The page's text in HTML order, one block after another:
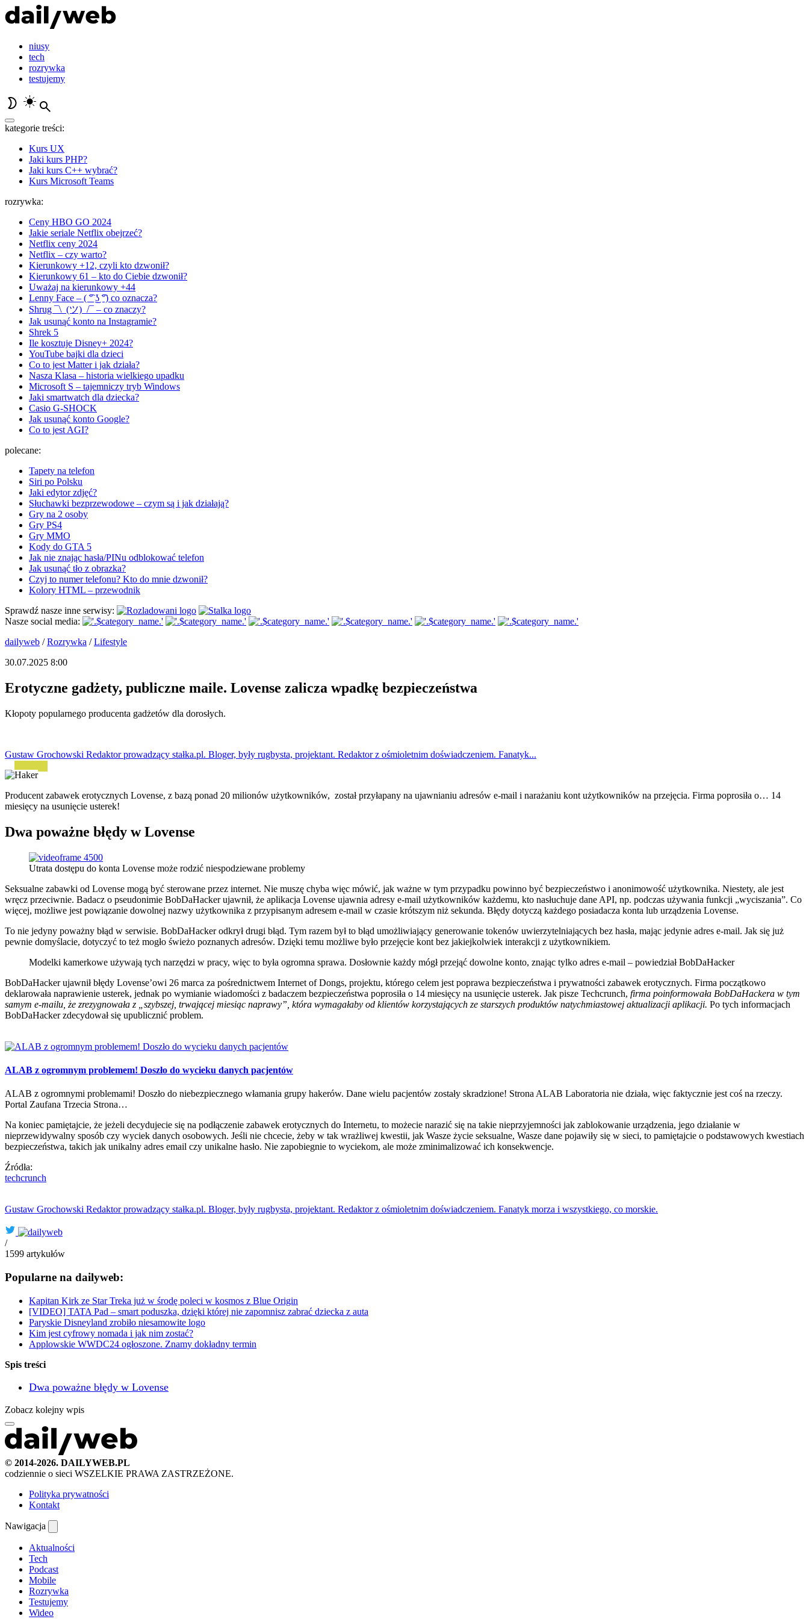
niusy
tech
rozrywka
testujemy
kategorie treści:
Kurs UX
Jaki kurs PHP?
Jaki kurs C++ wybrać?
Kurs Microsoft Teams
rozrywka:
Ceny HBO GO 2024
Jakie seriale Netflix obejrzeć?
Netflix ceny 2024
Netflix – czy warto?
Kierunkowy +12, czyli kto dzwonił?
Kierunkowy 61 – kto do Ciebie dzwonił?
Uważaj na kierunkowy +44
Lenny Face – ( ͡° ͜ʖ ͡°) co oznacza?
Shrug ¯\_(ツ)_/¯ – co znaczy?
Jak usunąć konto na Instagramie?
Shrek 5
Ile kosztuje Disney+ 2024?
YouTube bajki dla dzieci
Co to jest Matter i jak działa?
Nasza Klasa – historia wielkiego upadku
Microsoft S – tajemniczy tryb Windows
Jaki smartwatch dla dziecka?
Casio G-SHOCK
Jak usunąć konto Google?
Co to jest AGI?
polecane:
Tapety na telefon
Siri po Polsku
Jaki edytor zdjęć?
Słuchawki bezprzewodowe – czym są i jak działają?
Gry na 2 osoby
Gry PS4
Gry MMO
Kody do GTA 5
Jak nie znając hasła/PINu odblokować telefon
Jak usunąć tło z obrazka?
Czyj to numer telefonu? Kto do mnie dzwonił?
Kolory HTML – przewodnik
Sprawdź nasze inne serwisy:
Nasze social media:
dailyweb /Rozrywka /Lifestyle
30.07.2025 8:00
Erotyczne gadżety, publiczne maile. Lovense zalicza wpadkę bezpieczeństwa
Kłopoty popularnego producenta gadżetów dla dorosłych.
Gustaw Grochowski Redaktor prowadzący stałka.pl. Bloger, były rugbysta, projektant. Redaktor z ośmioletnim doświadczeniem. Fanatyk...
Producent zabawek erotycznych Lovense, z bazą ponad 20 milionów użytkowników, został przyłapany na ujawnianiu adresów e-mail i narażaniu kont użytkowników na przejęcia. Firma poprosiła o… 14
miesięcy na usunięcie usterek!
Dwa poważne błędy w Lovense
Utrata dostępu do konta Lovense może rodzić niespodziewane problemy
Seksualne zabawki od Lovense mogą być sterowane przez internet. Nie muszę chyba więc mówić, jak ważne w tym przypadku powinno być bezpieczeństwo i anonimowość użytkownika. Niestety, ale jest
wręcz przeciwnie. Badacz o pseudonimie BobDaHacker ujawnił, że aplikacja Lovense ujawnia adresy e-mail użytkowników każdemu, kto nasłuchuje dane API, np. podczas używania funkcji „wyciszania”. Co
więcej, możliwe jest powiązanie dowolnej nazwy użytkownika z przypisanym adresem e-mail w czasie krótszym niż sekunda. Błędy dotyczą każdego posiadacza konta lub urządzenia Lovense.
To nie jedyny poważny błąd w serwisie. BobDaHacker odkrył drugi błąd. Tym razem był to błąd umożliwiający generowanie tokenów uwierzytelniających bez hasła, mając jedynie adres e-mail. Jak się już
pewnie domyślacie, dotyczyć to też mogło świeżo poznanych adresów. Dzięki temu możliwe było przejęcie kont bez jakiejkolwiek interakcji z użytkownikiem.
Modelki kamerkowe używają tych narzędzi w pracy, więc to była ogromna sprawa. Dosłownie każdy mógł przejąć dowolne konto, znając tylko adres e-mail – powiedział BobDaHacker
BobDaHacker ujawnił błędy Lovense’owi 26 marca za pośrednictwem Internet of Dongs, projektu, którego celem jest poprawa bezpieczeństwa i prywatności zabawek erotycznych. Firma początkowo
deklarowała naprawienie usterek, jednak po wymianie wiadomości z badaczem bezpieczeństwa poprosiła o 14 miesięcy na usunięcie usterek. Jak pisze Techcrunch, firma poinformowała BobDaHackera w tym
samym e-mailu, że zrezygnowała z „szybszej, trwającej miesiąc naprawy”, która wymagałaby od klientów korzystających ze starszych produktów natychmiastowej aktualizacji aplikacji. Po tych informacjach
BobDaHacker zdecydował się upublicznić problem.
ALAB z ogromnym problemem! Doszło do wycieku danych pacjentów
ALAB z ogromnymi problemami! Doszło do niebezpiecznego włamania grupy hakerów. Dane wielu pacjentów zostały skradzione! Strona ALAB Laboratoria nie działa, więc faktycznie jest coś na rzeczy.
Portal Zaufana Trzecia Strona…
Na koniec pamiętajcie, że jeżeli decydujecie się na podłączenie zabawek erotycznych do Internetu, to możecie narazić się na takie nieprzyjemności jak zablokowanie urządzenia, jego działanie w
nieprzewidywalny sposób czy wyciek danych osobowych. Jeśli nie chcecie, żeby w tak wrażliwej kwestii, jak Wasze życie seksualne, Wasze dane pojawiły się w sieci, to pamiętajcie o podstawowych kwestiach
bezpieczeństwa, takich jak unikalny adres email czy unikalne hasło. Nie zapobiegnie to wyciekom, ale może zminimalizować ich konsekwencje.
Źródła:
techcrunch
Gustaw Grochowski Redaktor prowadzący stałka.pl. Bloger, były rugbysta, projektant. Redaktor z ośmioletnim doświadczeniem. Fanatyk morza i wszystkiego, co morskie.
/
1599 artykułów
Popularne na dailyweb:
Kapitan Kirk ze Star Treka już w środę poleci w kosmos z Blue Origin
[VIDEO] TATA Pad – smart poduszka, dzięki której nie zapomnisz zabrać dziecka z auta
Paryskie Disneyland zrobiło niesamowite logo
Kim jest cyfrowy nomada i jak nim zostać?
Applowskie WWDC24 ogłoszone. Znamy dokładny termin
Spis treści
Dwa poważne błędy w Lovense
Zobacz kolejny wpis
© 2014-2026. DAILYWEB.PL
codziennie o sieci WSZELKIE PRAWA ZASTRZEŻONE.
Polityka prywatności
Kontakt
Nawigacja
Aktualności
Tech
Podcast
Mobile
Rozrywka
Testujemy
Wideo